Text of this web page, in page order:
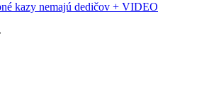
kazy nemajú dedičov + VIDEO